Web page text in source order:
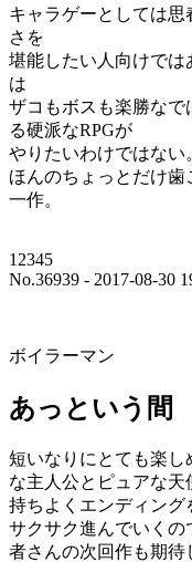
キャラゲーとしては
さを
堪能したい人向けでは
は
ザコもボスも楽勝な
る硬派なRPGが
やりたいわけではな
ほんのちょっとだけ歯
一作。
12345
No.36939 - 2017-08-30
ボイラーマン
あっという間
短いなりにとても楽
な主人公とピュアな
持ちよくエンディン
サクサク進んでいく
者さんの次回作も期待